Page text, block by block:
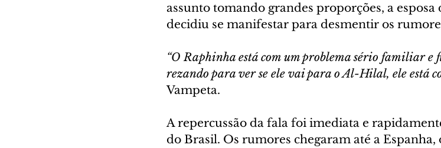
assunto tomando grandes proporções, a esposa
decidiu se manifestar para desmentir os
“O Raphinha está com um problema sério familiar e
rezando para ver se ele vai para o Al-Hilal, ele está
Vampeta.
A repercussão da fala foi imediata e
do Brasil. Os rumores chegaram até a